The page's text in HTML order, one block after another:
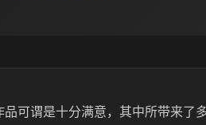
可谓是十分满意，其中所带来了